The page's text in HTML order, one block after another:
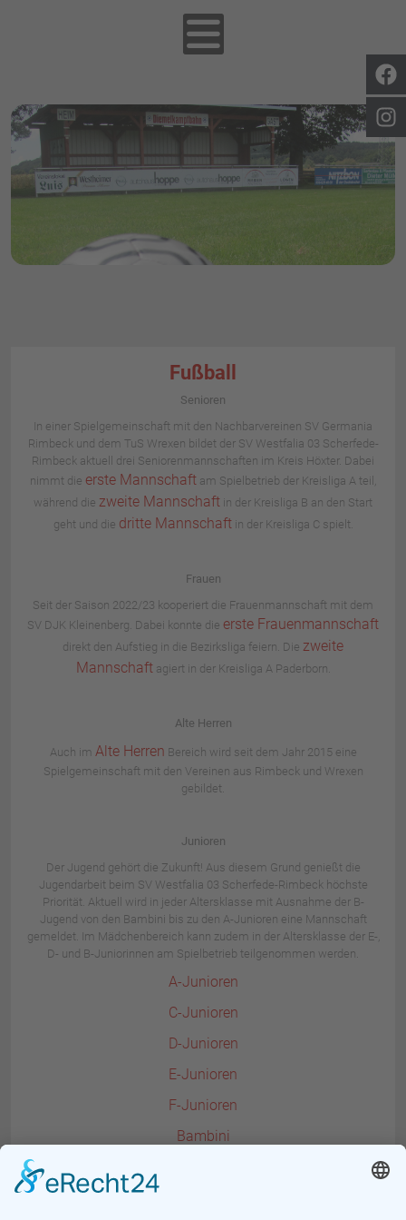
Fußball
Senioren
In einer Spielgemeinschaft mit den Nachbarvereinen SV Germania
Rimbeck und dem TuS Wrexen bildet der SV Westfalia 03 Scherfede-
Rimbeck aktuell drei Seniorenmannschaften im Kreis Höxter. Dabei
nimmt die erste Mannschaft am Spielbetrieb der Kreisliga A teil,
während die zweite Mannschaft in der Kreisliga B an den Start
geht und die dritte Mannschaftin der Kreisliga C spielt.
Frauen
Seit der Saison 2022/23 kooperiert die Frauenmannschaft mit dem
SV DJK Kleinenberg. Dabei konnte die erste Frauenmannschaft
direkt den Aufstieg in die Bezirksliga feiern. Die zweite
Mannschaftagiert in der Kreisliga A Paderborn.
Alte Herren
Auch im Alte Herren Bereich wird seit dem Jahr 2015 eine
Spielgemeinschaft mit den Vereinen aus Rimbeck und Wrexen
gebildet.
Junioren
Der Jugend gehört die Zukunft! Aus diesem Grund genießt die
Jugendarbeit beim SV Westfalia 03 Scherfede-Rimbeck höchste
Priorität. Aktuell wird in jeder Altersklasse mit Ausnahme der B-
Jugend von den Bambini bis zu den A-Junioren eine Mannschaft
gemeldet. Im Mädchenbereich kann zudem in der Altersklasse der E-,
D- und B-Juniorinnen am Spielbetrieb teilgenommen werden.
A-Junioren
C-Junioren
D-Junioren
E-Junioren
F-Junioren
Bambini
B-Juniorinnen